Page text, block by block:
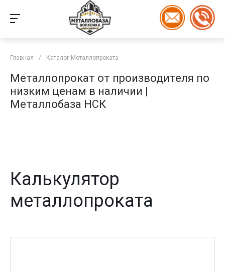
Главная / Каталог Металлопроката
Металлопрокат от производителя по
низким ценам в наличии |
Металлобаза НСК
Калькулятор
металлопроката